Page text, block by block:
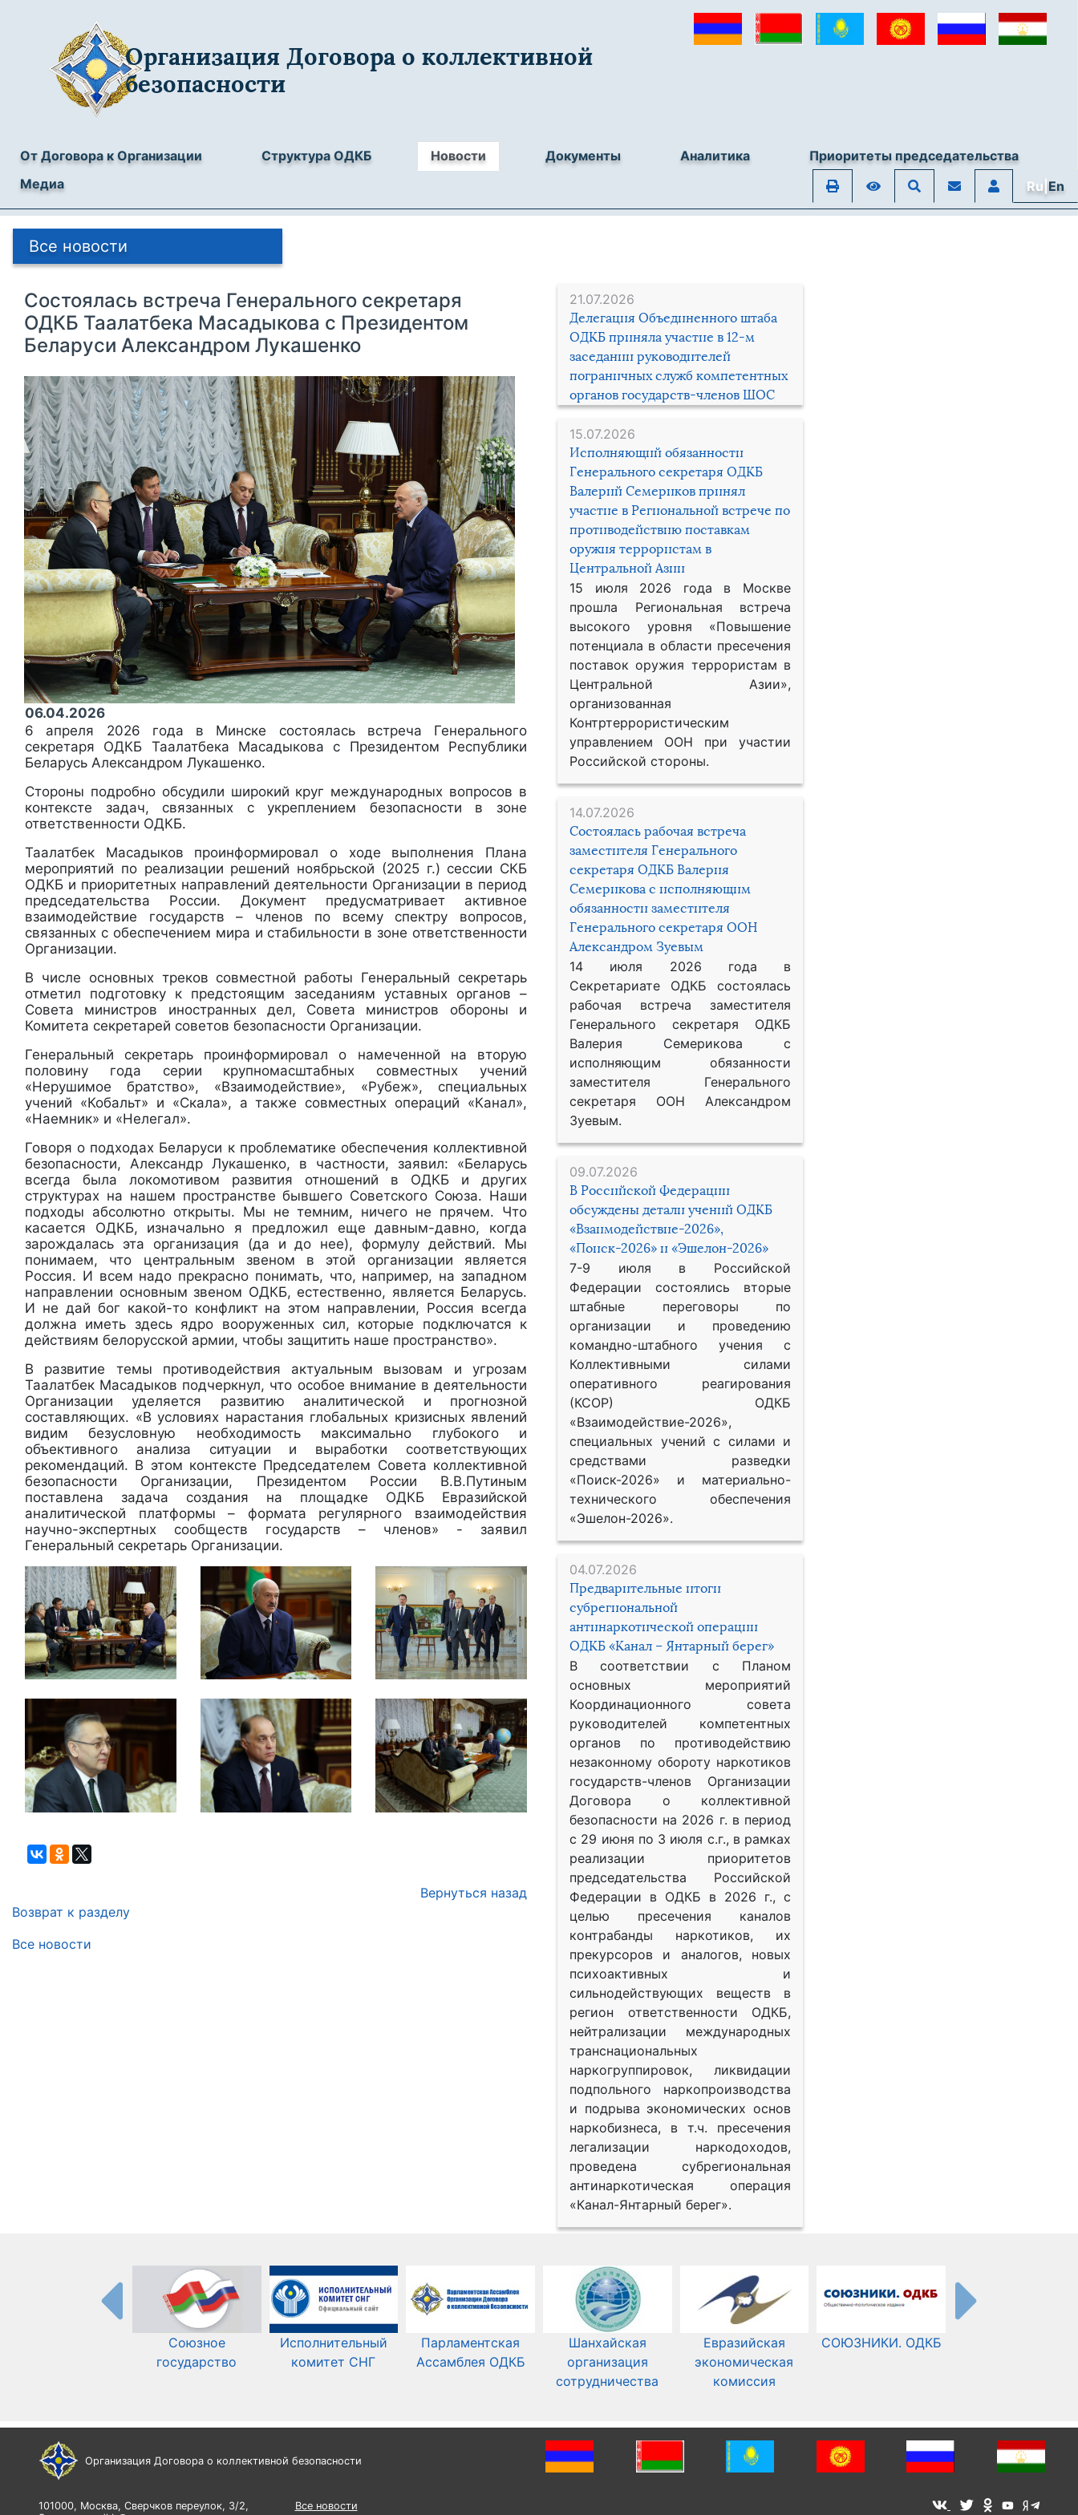
Организация Договора о коллективной
безопасности
От Договора к Организации Структура ОДКБ Новости Документы Аналитика
Приоритеты председательства
Медиа
Ru|En
Все новости
21.07.2026
Делегация Объединенного штаба
ОДКБ приняла участие в 12-м
заседании руководителей
пограничных служб компетентных
органов государств-членов ШОС
15.07.2026
Исполняющий обязанности
Генерального секретаря ОДКБ
Валерий Семериков принял
участие в Региональной встрече по
противодействию поставкам
оружия террористам в
Центральной Азии
15 июля 2026 года в Москве
прошла Региональная встреча
высокого уровня «Повышение
потенциала в области пресечения
поставок оружия террористам в
Центральной Азии»,
организованная
Контртеррористическим
управлением ООН при участии
Российской стороны.
14.07.2026
Состоялась рабочая встреча
заместителя Генерального
секретаря ОДКБ Валерия
Семерикова с исполняющим
обязанности заместителя
Генерального секретаря ООН
Александром Зуевым
14 июля 2026 года в
Секретариате ОДКБ состоялась
рабочая встреча заместителя
Генерального секретаря ОДКБ
Валерия Семерикова с
исполняющим обязанности
заместителя Генерального
секретаря ООН Александром
Зуевым.
09.07.2026
В Российской Федерации
обсуждены детали учений ОДКБ
«Взаимодействие-2026»,
«Поиск-2026» и «Эшелон-2026»
7-9 июля в Российской
Федерации состоялись вторые
штабные переговоры по
организации и проведению
командно-штабного учения с
Коллективными силами
оперативного реагирования
(КСОР) ОДКБ
«Взаимодействие-2026»,
специальных учений с силами и
средствами разведки
«Поиск-2026» и материально-
технического обеспечения
«Эшелон-2026».
04.07.2026
Предварительные итоги
субрегиональной
антинаркотической операции
ОДКБ «Канал – Янтарный берег»
В соответствии с Планом
основных мероприятий
Координационного совета
руководителей компетентных
органов по противодействию
незаконному обороту наркотиков
государств-членов Организации
Договора о коллективной
безопасности на 2026 г. в период
с 29 июня по 3 июля с.г., в рамках
реализации приоритетов
председательства Российской
Федерации в ОДКБ в 2026 г., с
целью пресечения каналов
контрабанды наркотиков, их
прекурсоров и аналогов, новых
психоактивных и
сильнодействующих веществ в
регион ответственности ОДКБ,
нейтрализации международных
транснациональных
наркогруппировок, ликвидации
подпольного наркопроизводства
и подрыва экономических основ
наркобизнеса, в т.ч. пресечения
легализации наркодоходов,
проведена субрегиональная
антинаркотическая операция
«Канал-Янтарный берег».
Состоялась встреча Генерального секретаря
ОДКБ Таалатбека Масадыкова с Президентом
Беларуси Александром Лукашенко
06.04.2026
6 апреля 2026 года в Минске состоялась встреча Генерального
секретаря ОДКБ Таалатбека Масадыкова с Президентом Республики
Беларусь Александром Лукашенко.
Стороны подробно обсудили широкий круг международных вопросов в
контексте задач, связанных с укреплением безопасности в зоне
ответственности ОДКБ.
Таалатбек Масадыков проинформировал о ходе выполнения Плана
мероприятий по реализации решений ноябрьской (2025 г.) сессии СКБ
ОДКБ и приоритетных направлений деятельности Организации в период
председательства России. Документ предусматривает активное
взаимодействие государств – членов по всему спектру вопросов,
связанных с обеспечением мира и стабильности в зоне ответственности
Организации.
В числе основных треков совместной работы Генеральный секретарь
отметил подготовку к предстоящим заседаниям уставных органов –
Совета министров иностранных дел, Совета министров обороны и
Комитета секретарей советов безопасности Организации.
Генеральный секретарь проинформировал о намеченной на вторую
половину года серии крупномасштабных совместных учений
«Нерушимое братство», «Взаимодействие», «Рубеж», специальных
учений «Кобальт» и «Скала», а также совместных операций «Канал»,
«Наемник» и «Нелегал».
Говоря о подходах Беларуси к проблематике обеспечения коллективной
безопасности, Александр Лукашенко, в частности, заявил: «Беларусь
всегда была локомотивом развития отношений в ОДКБ и других
структурах на нашем пространстве бывшего Советского Союза. Наши
подходы абсолютно открыты. Мы не темним, ничего не прячем. Что
касается ОДКБ, изначально я предложил еще давным-давно, когда
зарождалась эта организация (да и до нее), формулу действий. Мы
понимаем, что центральным звеном в этой организации является
Россия. И всем надо прекрасно понимать, что, например, на западном
направлении основным звеном ОДКБ, естественно, является Беларусь.
И не дай бог какой-то конфликт на этом направлении, Россия всегда
должна иметь здесь ядро вооруженных сил, которые подключатся к
действиям белорусской армии, чтобы защитить наше пространство».
В развитие темы противодействия актуальным вызовам и угрозам
Таалатбек Масадыков подчеркнул, что особое внимание в деятельности
Организации уделяется развитию аналитической и прогнозной
составляющих. «В условиях нарастания глобальных кризисных явлений
видим безусловную необходимость максимально глубокого и
объективного анализа ситуации и выработки соответствующих
рекомендаций. В этом контексте Председателем Совета коллективной
безопасности Организации, Президентом России В.В.Путиным
поставлена задача создания на площадке ОДКБ Евразийской
аналитической платформы – формата регулярного взаимодействия
научно-экспертных сообществ государств – членов» - заявил
Генеральный секретарь Организации.
Вернуться назад
Возврат к разделу
Все новости
Союзное
государство
Исполнительный
комитет СНГ
Парламентская
Ассамблея ОДКБ
Шанхайская
организация
сотрудничества
Евразийская
экономическая
комиссия
СОЮЗНИКИ. ОДКБ
Организация Договора о коллективной безопасности
101000, Москва, Сверчков переулок, 3/2,
Все новости